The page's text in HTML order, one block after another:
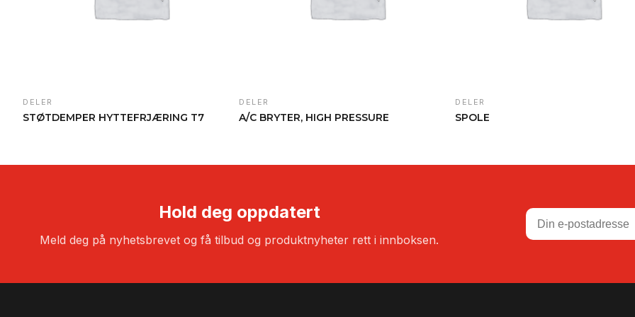
DELER
STØTDEMPER HYTTEFRJÆRING T7
DELER
A/C BRYTER, HIGH PRESSURE
DELER
SPOLE
Hold deg oppdatert
Meld deg på nyhetsbrevet og få tilbud og produktnyheter rett i innboksen.